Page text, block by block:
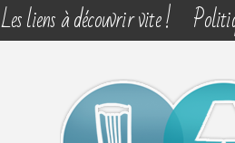
Les liens à découvrir vite !